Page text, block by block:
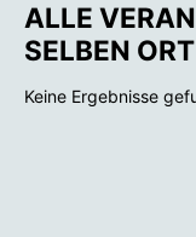
ALLE
SELBEN ORT
Keine Ergebnisse